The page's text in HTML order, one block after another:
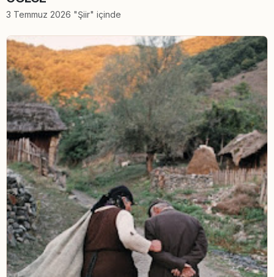
3 Temmuz 2026 "Şiir" içinde